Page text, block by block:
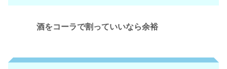
酒をコーラで割っていいなら余裕